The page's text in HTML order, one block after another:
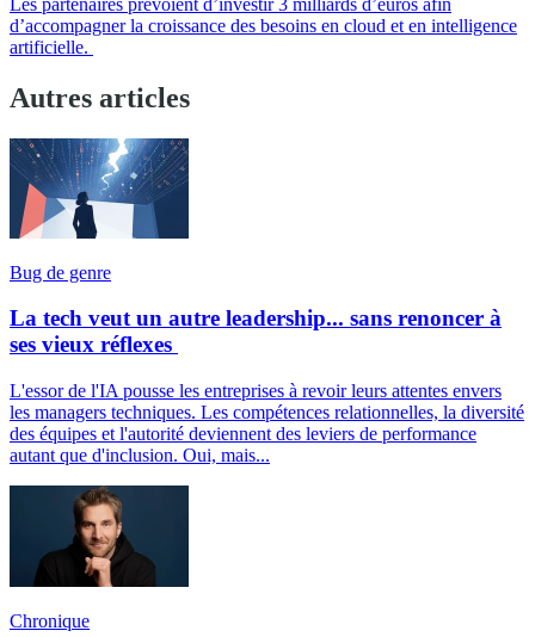
d’accompagner la croissance des besoins en cloud et en intelligence
artificielle.
Autres articles
Bug de genre
La tech veut un autre leadership... sans renoncer à
ses vieux réflexes
L'essor de l'IA pousse les entreprises à revoir leurs attentes envers
les managers techniques. Les compétences relationnelles, la diversité
des équipes et l'autorité deviennent des leviers de performance
autant que d'inclusion. Oui, mais...
Chronique